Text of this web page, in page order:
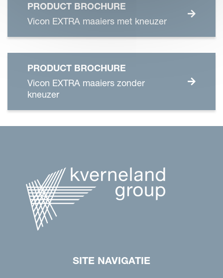
PRODUCT BROCHURE
Vicon EXTRA maaiers met kneuzer
PRODUCT BROCHURE
Vicon EXTRA maaiers zonder
kneuzer
SITE NAVIGATIE